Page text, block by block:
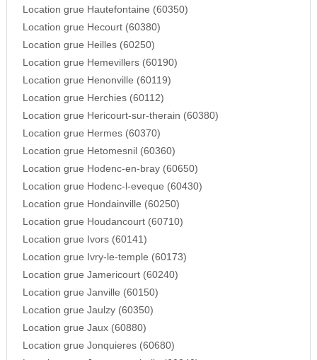
Location grue Hautefontaine (60350)
Location grue Hecourt (60380)
Location grue Heilles (60250)
Location grue Hemevillers (60190)
Location grue Henonville (60119)
Location grue Herchies (60112)
Location grue Hericourt-sur-therain (60380)
Location grue Hermes (60370)
Location grue Hetomesnil (60360)
Location grue Hodenc-en-bray (60650)
Location grue Hodenc-l-eveque (60430)
Location grue Hondainville (60250)
Location grue Houdancourt (60710)
Location grue Ivors (60141)
Location grue Ivry-le-temple (60173)
Location grue Jamericourt (60240)
Location grue Janville (60150)
Location grue Jaulzy (60350)
Location grue Jaux (60880)
Location grue Jonquieres (60680)